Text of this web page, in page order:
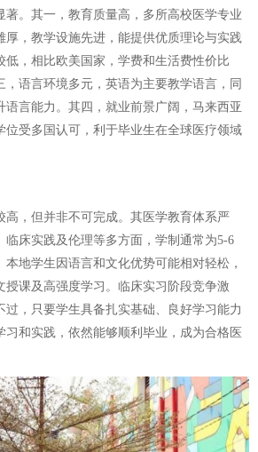
著。其一，教育质量高，多所高校医学专业
厚，教学设施先进，能提供优质理论与实践
低，相比欧美国家，学费和生活费性价比
，语言环境多元，英语为主要教学语言，同
语言能力。其四，就业前景广阔，马来西亚
位受多国认可，利于毕业生在全球医疗领域
高，但并非不可完成。其医学教育体系严
临床实践及伦理等多方面，学制通常为5-6
地学生因语言和文化优势可能相对轻松，
授课及高强度学习。临床实习阶段竞争激
过，只要学生具备扎实基础、良好学习能力
习和实践，依然能够顺利毕业，成为合格医